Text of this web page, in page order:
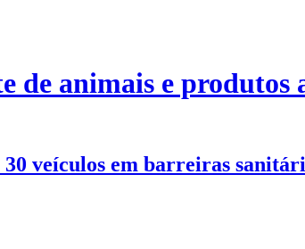
animais e produtos
veículos em barreiras